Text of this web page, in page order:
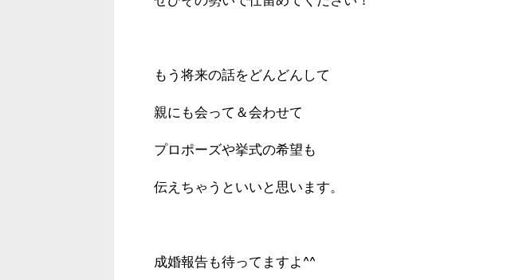
もう将来の話をどんどんして
親にも会って＆会わせて
プロポーズや挙式の希望も
伝えちゃうといいと思います。
成婚報告も待ってますよ^^